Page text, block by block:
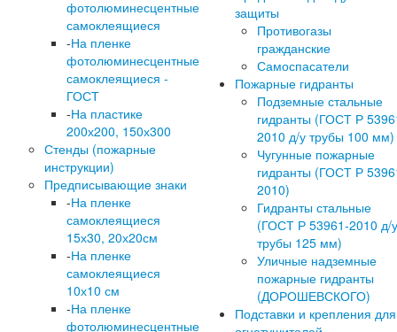
фотолюминесцентные
самоклеящиеся
-На пленке
фотолюминесцентные
самоклеящиеся -
ГОСТ
-На пластике
200х200, 150х300
Стенды (пожарные
инструкции)
Предписывающие знаки
-На пленке
самоклеящиеся
15х30, 20х20см
-На пленке
самоклеящиеся
10х10 см
-На пленке
фотолюминесцентные
защиты
Противогазы
гражданские
Самоспасатели
Пожарные гидранты
Подземные стальные
гидранты (ГОСТ Р
2010 д/у трубы 100 мм)
Чугунные пожарные
гидранты (ГОСТ Р
2010)
Гидранты стальные
(ГОСТ Р 53961-2010 д/у
трубы 125 мм)
Уличные надземные
пожарные гидранты
(ДОРОШЕВСКОГО)
Подставки и крепления для